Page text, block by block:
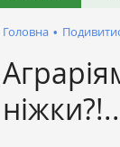
Головна •